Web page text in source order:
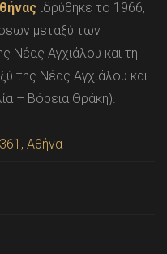
ιδρύθηκε το 1966,
μεταξύ των
Νέας Αγχιάλου και τη
της Νέας Αγχιάλου και
– Βόρεια Θράκη).
Αθήνα